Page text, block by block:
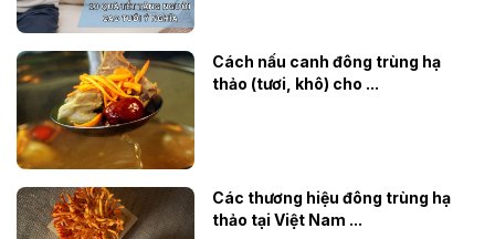
Cách nấu canh đông trùng hạ
thảo (tươi, khô) cho ...
Các thương hiệu đông trùng hạ
thảo tại Việt Nam ...